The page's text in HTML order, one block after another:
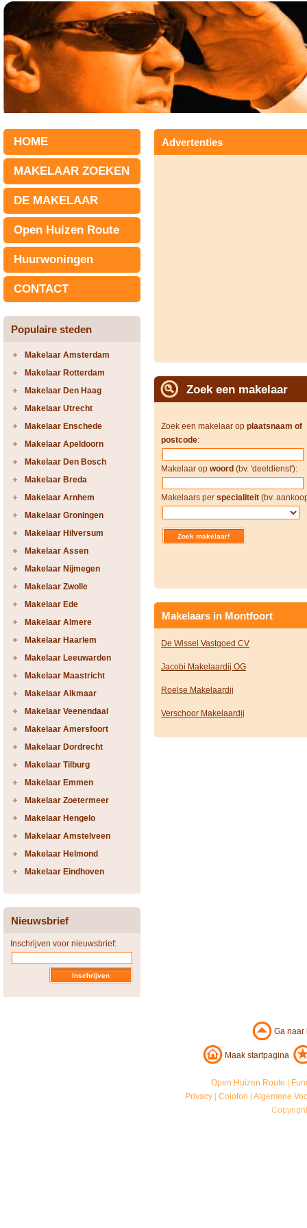
HOME
MAKELAAR ZOEKEN
DE MAKELAAR
Open Huizen Route
Huurwoningen
CONTACT
Populaire steden
Makelaar Amsterdam
Makelaar Rotterdam
Makelaar Den Haag
Makelaar Utrecht
Makelaar Enschede
Makelaar Apeldoorn
Makelaar Den Bosch
Makelaar Breda
Makelaar Arnhem
Makelaar Groningen
Makelaar Hilversum
Makelaar Assen
Makelaar Nijmegen
Makelaar Zwolle
Makelaar Ede
Makelaar Almere
Makelaar Haarlem
Makelaar Leeuwarden
Makelaar Maastricht
Makelaar Alkmaar
Makelaar Veenendaal
Makelaar Amersfoort
Makelaar Dordrecht
Makelaar Tilburg
Makelaar Emmen
Makelaar Zoetermeer
Makelaar Hengelo
Makelaar Amstelveen
Makelaar Helmond
Makelaar Eindhoven
Nieuwsbrief
Inschrijven voor nieuwsbrief:
Advertenties
Zoek een makelaar
Zoek een makelaar op plaatsnaam of
postcode:
Makelaar op woord (bv. 'deeldienst'):
Makelaars per specialiteit (bv.
Makelaars in Montfoort
De Wissel Vastgoed CV
Jacobi Makelaardij OG
Roelse Makelaardij
Verschoor Makelaardij
Ga
Maak startpagina
Open Huizen Route
Privacy |Colofon |Algemene